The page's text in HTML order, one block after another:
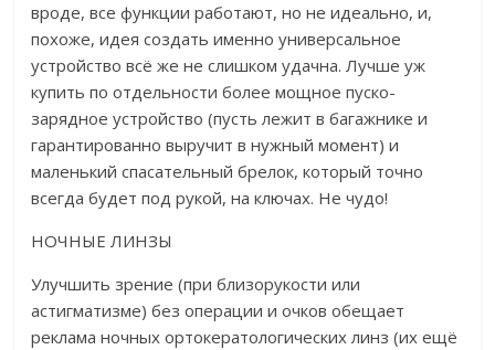
вроде, все функции работают, но не идеально, и,
похоже, идея создать именно универсальное
устройство всё же не слишком удачна. Лучше уж
купить по отдельности более мощное пуско-
зарядное устройство (пусть лежит в багажнике и
гарантированно выручит в нужный момент) и
маленький спасательный брелок, который точно
всегда будет под рукой, на ключах. Не чудо!
НОЧНЫЕ ЛИНЗЫ
Улучшить зрение (при близорукости или
астигматизме) без операции и очков обещает
реклама ночных ортокератологических линз (их ещё